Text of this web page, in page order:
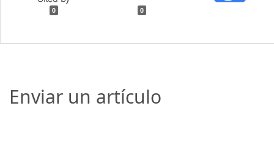
0 0
Enviar un artículo